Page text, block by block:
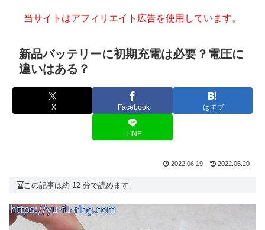
当サイトはアフィリエイト広告を使用しています。
新品バッテリーに初期充電は必要？電圧に
違いはある？
X Facebook はてブ
LINE
2022.06.19 2022.06.20
この記事は約 12 分で読めます。